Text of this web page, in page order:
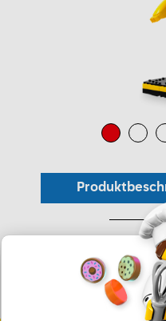
Die Preisgestaltung liegt